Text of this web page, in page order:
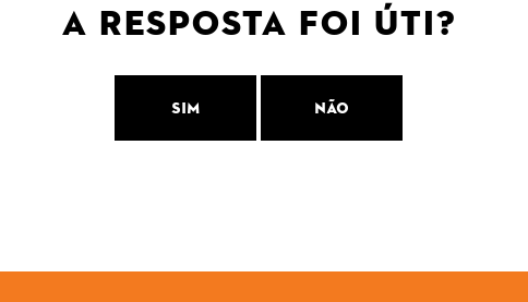
A resposta foi úti?
Sim Não